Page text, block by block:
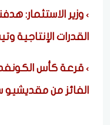
وزير الاستثمار:
القدرات الإنتاجية
قرعة كأس
الفائز من مقديشيو